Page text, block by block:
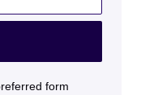
form